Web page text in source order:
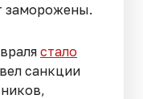
заморожены.
стало
санкции